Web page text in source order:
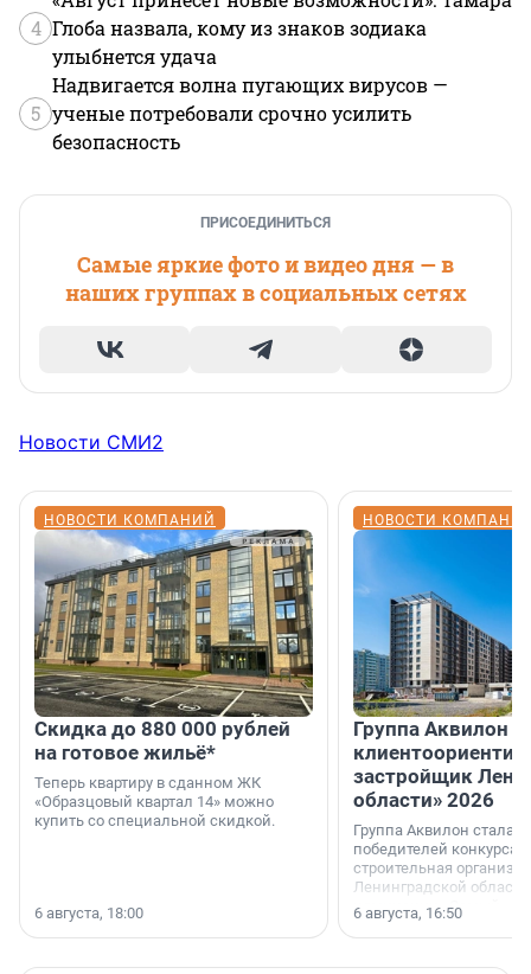
4 Глоба назвала, кому из знаков зодиака
улыбнется удача
5
Надвигается волна пугающих вирусов —
ученые потребовали срочно усилить
безопасность
ПРИСОЕДИНИТЬСЯ
Самые яркие фото и видео дня — в
наших группах в социальных сетях
Новости СМИ2
НОВОСТИ КОМПАНИЙ
Скидка до 880 000 рублей
на готовое жильё*
Теперь квартиру в сданном ЖК
«Образцовый квартал 14» можно
купить со специальной скидкой.
6 августа, 18:00
НОВОСТИ
Группа Аквилон
застройщик
области» 2026
Группа Аквилон стала
победителей конкурса
строительная
Ленинградской области
номинации «Самый
застройщик
области».
6 августа, 16:50